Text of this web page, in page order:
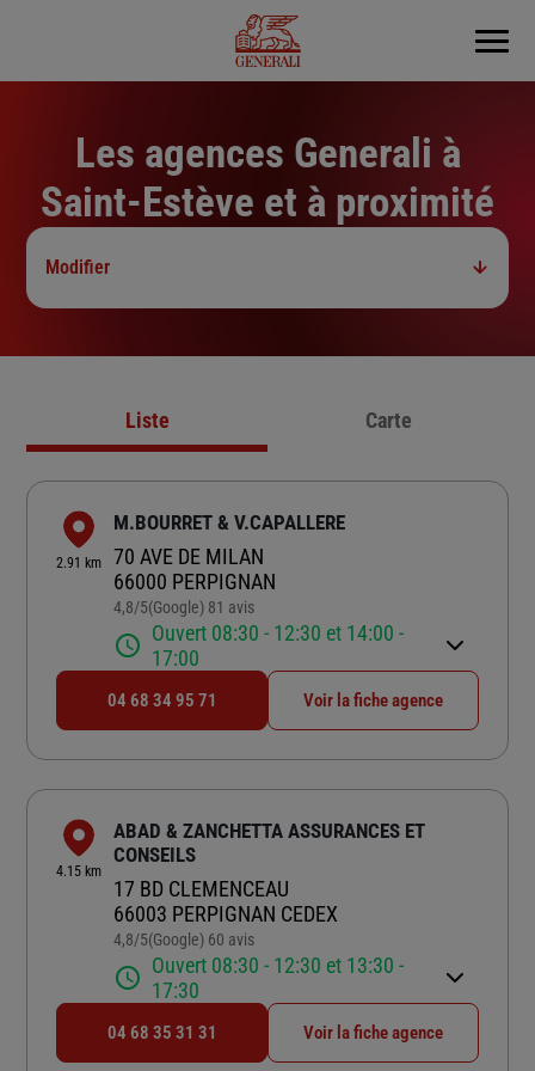
Menu
Les agences Generali à
Saint-Estève et à proximité
Modifier
Liste Carte
2.91 km
M.BOURRET & V.CAPALLERE
70 AVE DE MILAN
66000 PERPIGNAN
4,8/5Note de 4.8 sur 5
(Google) 81 avis
Ouvert 08:30 - 12:30 et 14:00 -
17:00
04 68 34 95 71 Voir la fiche agence
4.15 km
ABAD & ZANCHETTA ASSURANCES ET
CONSEILS
17 BD CLEMENCEAU
66003 PERPIGNAN CEDEX
4,8/5Note de 4.8 sur 5
(Google) 60 avis
Ouvert 08:30 - 12:30 et 13:30 -
17:30
04 68 35 31 31 Voir la fiche agence